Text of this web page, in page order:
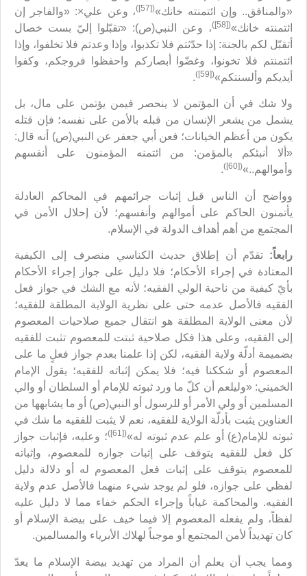
«والمنافق.. وإن ائتمنته خانك»([57])
، وعن علي×: «والفاجر إن
ائتمنته خانك»([58])
، وعن النبي(ص): «تقبّلوا إليّ بست خصال
أتقبّل لكم بالجنة: إذا حدّثتم فلا تكذبوا، وإذا وعدتم فلا تخلفوا، وإذا
ائتمنتم فلا تخونوا، وغضّوا أبصاركم واحفظوا فروجكم، وكفوا
أيديكم وألسنتكم»([59])
.
ولا شك في أن المؤتمن لا ينحصر فيمن يؤتمن على مال، بل
يشمل من يشعر الإنسان من قبله بالأمن على نفسه؛ فإن قتله
يكون من أعظم الخيانات؛ فعن أبي جعفر عن النبي(ص) أنه قال:
«ألا أنبئكم بالمؤمن: من ائتمنه المؤمنون على أنفسهم
وأموالهم..»([60])
.
وواضح أن الناس قبل إثبات جرائمهم في المحاكم العادلة
يأتمنون الحاكم على أموالهم وأنفسهم؛ لأن إحلال الأمن في
المجتمع من أهم أهداف الدولة في الإسلام.
رابعاً: تقدّم أن إطلاق حديث الكناسي منصرف إلى الكيفية
المعتادة في إجراء الأحكام؛ فلا دليل على جواز إجراء الأحكام
بأيّ كيفية من ناحية الولي الفقيه؛ لأنه مع الشك في جواز فعل
الفقيه فالأصل عدمه حتى على نظرية الولاية المطلقة للفقيه؛
لأن معنى الولاية المطلقة هو انتقال جميع صلاحيات المعصوم
إلى الفقيه، وعلى هذا فكل صلاحية ثبتت للمعصوم تثبت للفقيه
بضميمة أدلّة ولاية الفقيه، لكن إذا علمنا بعدم جواز فعلٍ ما على
المعصوم أو شككنا فيه؛ فلا يمكن إثباته للفقيه؛ يقول الإمام
الخميني: «وليلعم أن كلّ ما ورد ثبوته للإمام أو السلطان أو والي
المسلمين أو ولي الأمر أو للرسول أو النبي(ص) أو ما يشابهها من
العناوين يثبت بأدلّة الولاية للفقيه، نعم لا يثبت للفقيه ما شك في
ثبوته للإمام(ع) أو علم عدم ثبوته له»([61])
؛ وعليه، فإثبات جواز
كل فعل للفقيه يتوقف على إثبات جوازه للمعصوم، وإثباته
للمعصوم يتوقف على إثبات فعل المعصوم له أو دلالة دليل
لفظي على جوازه، فلو لم يوجد شيء منهما فالأصل عدم ولاية
الفقيه. والمحاكمة غياباً وإجراء الحكم خفاء مما لا دليل عليه
لفظاً، ولم يفعله المعصوم إلا فيما خيف على بيضة الإسلام أو
كان تهديداً لأمن المجتمع أو موجباً لهلاك الأبرياء والمسالمين.
ومما يجب أن يعلم أن المراد من تهديد بيضة الإسلام ما يعدّ